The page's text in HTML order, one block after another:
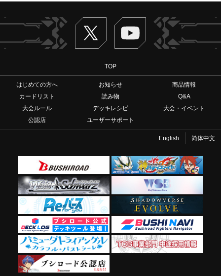
Twitter ヴァンガードch
TOP
はじめての方へ お知らせ
商品情報
カードリスト
読み物
Q&A
大会ルール
デッキレシピ
大会・イベント
公認店
ユーザーサポート
English 简体中文